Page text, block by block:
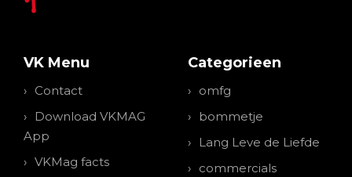
VK Menu
Contact
Download VKMAG
App
VKMag facts
Categorieen
omfg
bommetje
Lang Leve de Liefde
commercials